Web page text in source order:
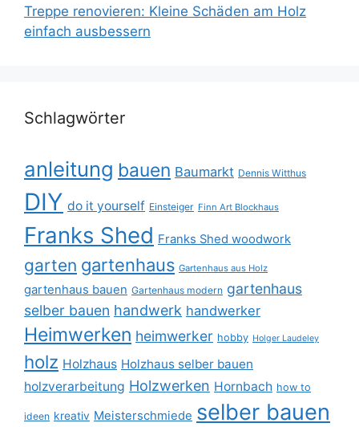
Treppe renovieren: Kleine Schäden am Holz
einfach ausbessern
Schlagwörter
anleitung bauen Baumarkt Dennis Witthus
DIY do it yourself Einsteiger Finn Art Blockhaus
Franks Shed Franks Shed woodwork
garten gartenhaus Gartenhaus aus Holz
gartenhaus bauen Gartenhaus modern gartenhaus
selber bauen handwerk handwerker
Heimwerken heimwerker hobby Holger Laudeley
holz Holzhaus Holzhaus selber bauen
holzverarbeitung Holzwerken Hornbach how to
ideen kreativ Meisterschmiede selber bauen